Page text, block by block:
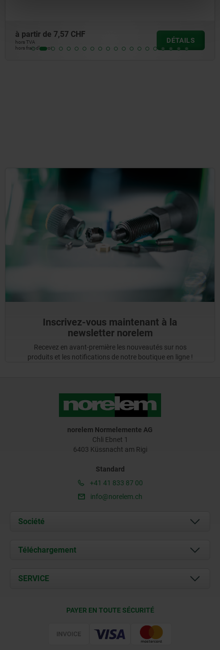
à partir de 7,57 CHF
hors TVA
hors frais d’envoi
DÉTAILS
Inscrivez-vous maintenant à la
newsletter norelem
Recevez en avant-première les nouveautés sur nos
produits et les notifications de notre boutique en ligne !
norelem Normelemente AG
Chli Ebnet 1
6403 Küssnacht am Rigi
Standard
+41 41 833 87 00
info@norelem.ch
Société
À propos de nous
Contact
Téléchargement
Documents
SERVICE
PAYER EN TOUTE SÉCURITÉ